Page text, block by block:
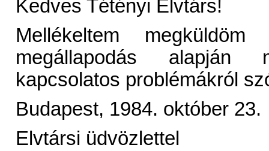
Kedves Tétényi Elvtárs!
Mellékeltem
megállapodás alapján
kapcsolatos problémákról
Budapest, 1984. október 23.
Elvtársi üdvözlettel